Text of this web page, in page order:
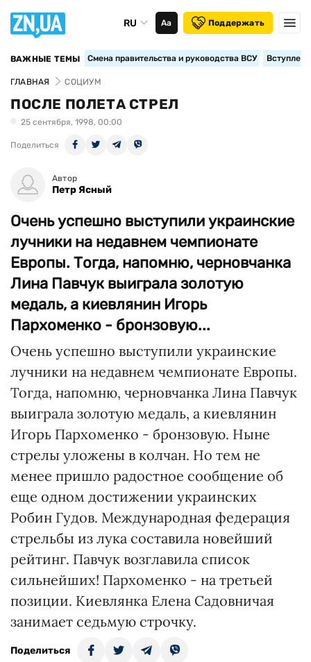
RU Аа Поддержать
ВАЖНЫЕ ТЕМЫ Смена правительства и руководства ВСУ
ГЛАВНАЯ СОЦИУМ
ПОСЛЕ ПОЛЕТА СТРЕЛ
25 сентября, 1998, 00:00
Поделиться
Автор
Петр Ясный
Очень успешно выступили украинские
лучники на недавнем чемпионате
Европы. Тогда, напомню, черновчанка
Лина Павчук выиграла золотую
медаль, а киевлянин Игорь
Пархоменко - бронзовую...
Очень успешно выступили украинские
лучники на недавнем чемпионате Европы.
Тогда, напомню, черновчанка Лина Павчук
выиграла золотую медаль, а киевлянин
Игорь Пархоменко - бронзовую. Ныне
стрелы уложены в колчан. Но тем не
менее пришло радостное сообщение об
еще одном достижении украинских
Робин Гудов. Международная федерация
стрельбы из лука составила новейший
рейтинг. Павчук возглавила список
сильнейших! Пархоменко - на третьей
позиции. Киевлянка Елена Садовничая
занимает седьмую строчку.
Поделиться